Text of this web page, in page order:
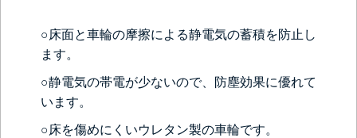
○床面と車輪の摩擦による静電気の蓄積を防止し
ます。
○静電気の帯電が少ないので、防塵効果に優れて
います。
○床を傷めにくいウレタン製の車輪です。